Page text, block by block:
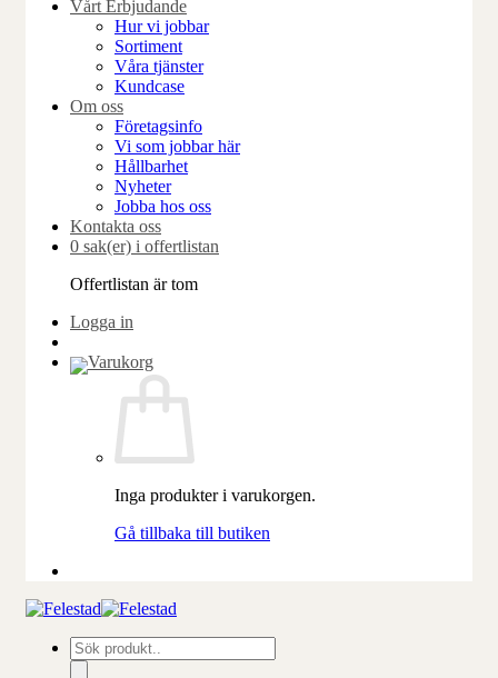
Vårt Erbjudande
Hur vi jobbar
Sortiment
Våra tjänster
Kundcase
Om oss
Företagsinfo
Vi som jobbar här
Hållbarhet
Nyheter
Jobba hos oss
Kontakta oss
0 sak(er) i offertlistan
Offertlistan är tom
Logga in
Inga produkter i varukorgen.
Gå tillbaka till butiken
Produktsökning